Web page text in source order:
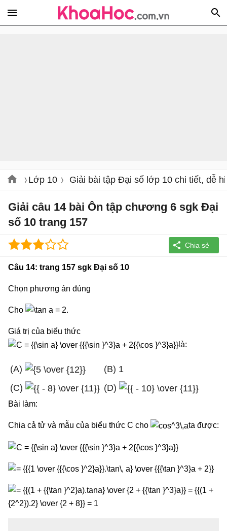
Lớp 10 Giải bài tập Đại số lớp 10 chi tiết, dễ
Giải câu 14 bài Ôn tập chương 6 sgk Đại
số 10 trang 157
Câu 14: trang 157 sgk Đại số 10
Chọn phương án đúng
Cho .
Giá trị của biểu thức
là:
(A)
(B) 1
(C)
(D)
Bài làm:
Chia cả tử và mẫu của biểu thức C cho ta được: